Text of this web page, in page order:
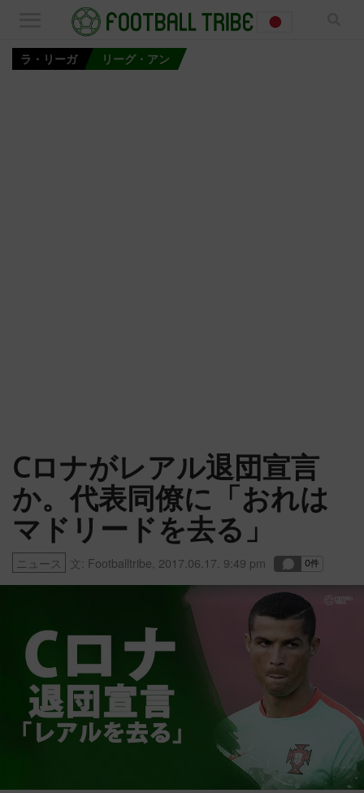
ラ・リーガ リーグ・アン
Cロナがレアル退団宣言
か。代表同僚に「おれは
マドリードを去る」
ニュース 文: Footballtribe 2017.06.17. 9:49 pm